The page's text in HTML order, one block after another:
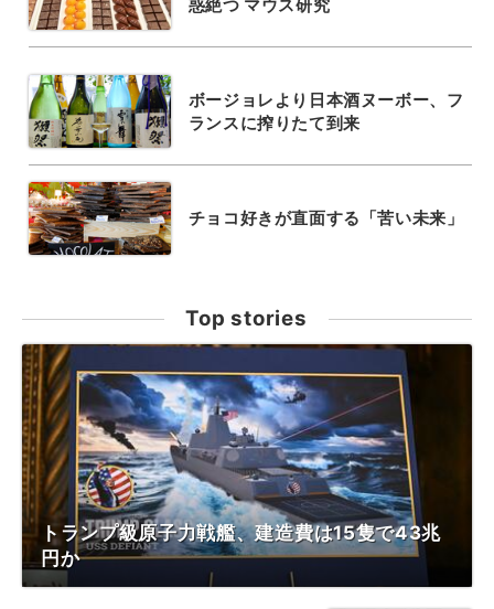
惑絶つ マウス研究
ボージョレより日本酒ヌーボー、フ
ランスに搾りたて到来
チョコ好きが直面する「苦い未来」
Top stories
トランプ級原子力戦艦、建造費は15隻で43兆
円か